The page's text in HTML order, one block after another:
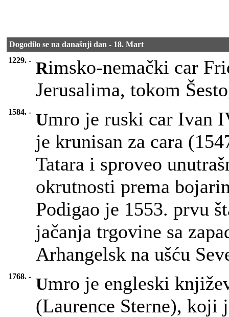
Dogodilo se na današnji dan - 18. Mart
1229. - Rimsko-nemački car
Jerusalima, tokom
1584. - Umro je ruski car Ivan
je krunisan za cara
Tatara i sproveo
okrutnosti prema
Podigao je 1553. prvu
jačanja trgovine sa
Arhangelsk na ušću
1768. - Umro je engleski
(Laurence Sterne), koji